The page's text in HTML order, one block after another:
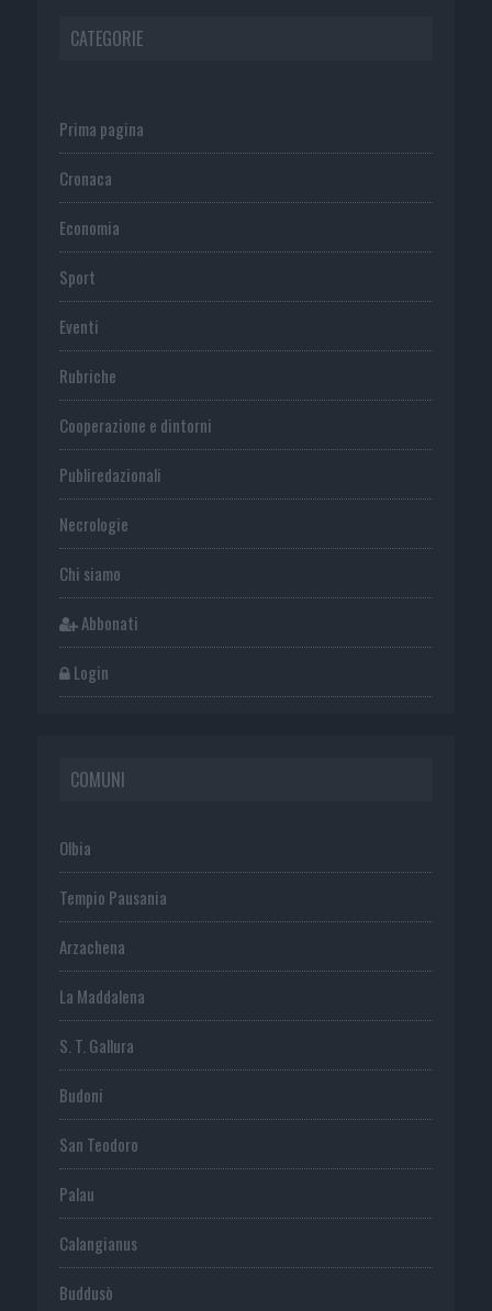
CATEGORIE
Prima pagina
Cronaca
Economia
Sport
Eventi
Rubriche
Cooperazione e dintorni
Publiredazionali
Necrologie
Chi siamo
Abbonati
Login
COMUNI
Olbia
Tempio Pausania
Arzachena
La Maddalena
S. T. Gallura
Budoni
San Teodoro
Palau
Calangianus
Buddusò